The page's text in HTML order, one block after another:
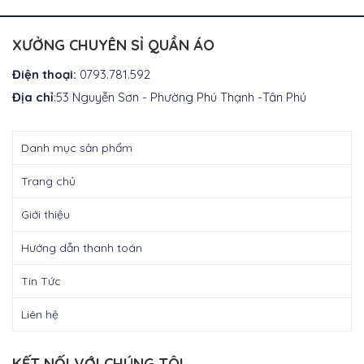
₫400.000.
XƯỞNG CHUYÊN SỈ QUẦN ÁO
Điện thoại: 0793.781.592
Địa chỉ:53 Nguyễn Sơn - Phường Phú Thạnh -Tân Phú
Danh mục sản phẩm
Trang chủ
Giới thiệu
Hướng dẫn thanh toán
Tin Tức
Liên hệ